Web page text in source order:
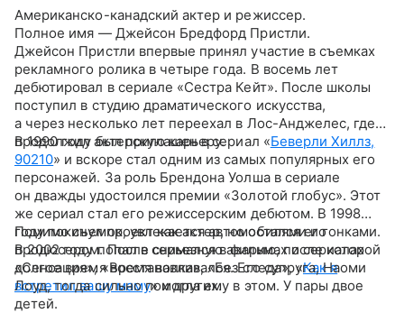
Американско-канадский актер и режиссер.
Полное имя — Джейсон Бредфорд Пристли.
Джейсон Пристли впервые принял участие в съемках
рекламного ролика в четыре года. В восемь лет
дебютировал в сериале «Сестра Кейт». После школы
поступил в студию драматического искусства,
а через несколько лет переехал в Лос-Анджелес, где
продолжил актерскую карьеру.
В 1990 году был приглашен в сериал «Беверли Хиллз,
90210» и вскоре стал одним из самых популярных его
персонажей. За роль Брендона Уолша в сериале
он дважды удостоился премии «Золотой глобус». Этот
же сериал стал его режиссерским дебютом. В 1998
году покинул проект как актер, но остался его
продюсером. После снимался в фильмах и сериалах
«Сенсация», «Время волка», «Без следа», «Как я
встретил вашу маму» и других.
Помимо съемок, увлекается автомобилями и гонками.
В 2002 году попал в серьезную аварию, после которой
долгое время восстанавливался. Его супруга, Наоми
Лоуд, тогда сильно помогла ему в этом. У пары двое
детей.